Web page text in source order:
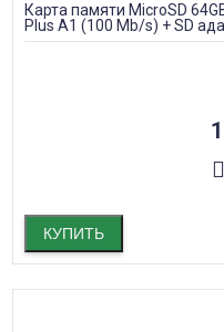
Карта памяти MicroSD
Plus A1 (100 Mb/s) + SD
КУПИТЬ